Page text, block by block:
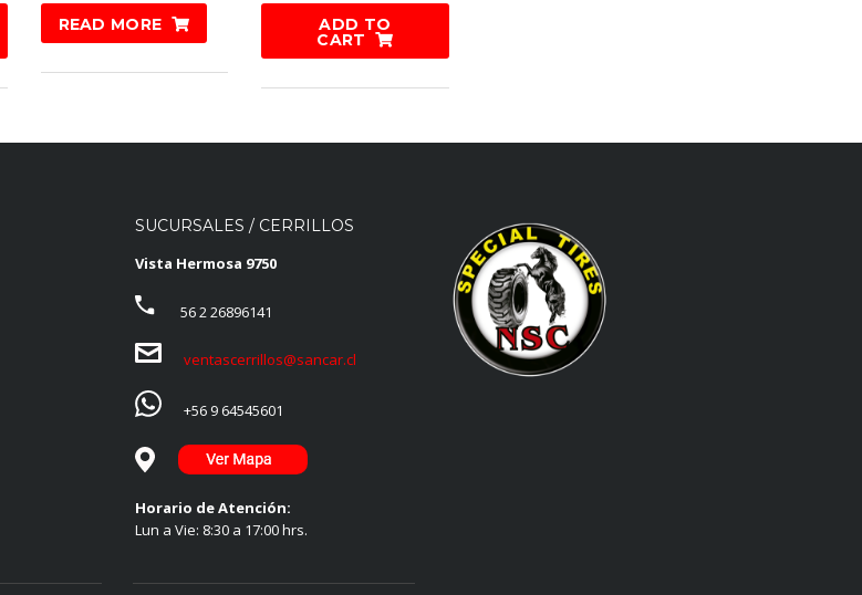
READ MORE ADD TO
CART
SUCURSALES / CERRILLOS
Vista Hermosa 9750
56 2 26896141
ventascerrillos@sancar.cl
+56 9 64545601
Horario de Atención:
Lun a Vie: 8:30 a 17:00 hrs.